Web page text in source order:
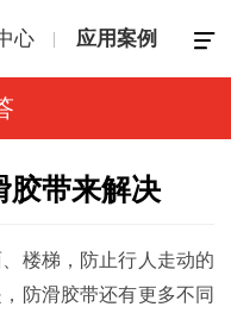
心 应用案例
胶带来解决
楼梯，防止行人走动的
防滑胶带还有更多不同